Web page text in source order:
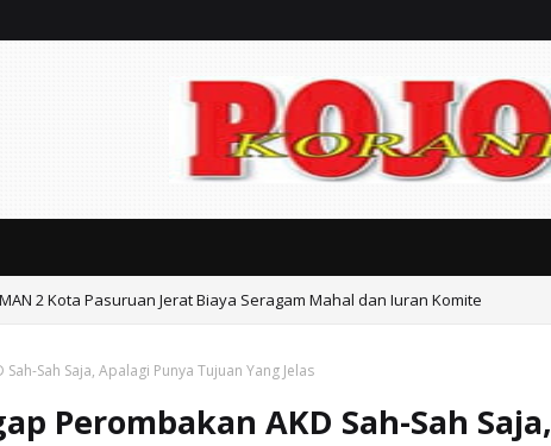
2 Kota Pasuruan Jerat Biaya Seragam Mahal dan Iuran Komite
Sah Saja, Apalagi Punya Tujuan Yang Jelas
Perombakan AKD Sah-Sah Saja,